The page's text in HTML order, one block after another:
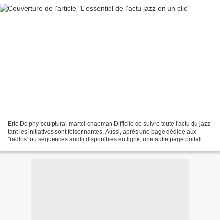
Eric Dolphy-sculptural-martel-chapman Difficile de suivre toute l'actu du jazz
tant les initiatives sont foisonnantes. Aussi, après une page dédiée aux
"radios" ou séquences audio disponibles en ligne, une autre page portail qui